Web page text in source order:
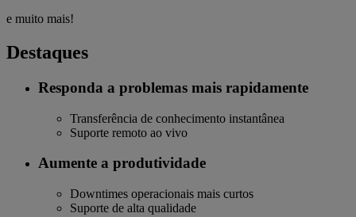
e muito mais!
Destaques
Responda a problemas mais rapidamente
Transferência de conhecimento instantânea
Suporte remoto ao vivo
Aumente a produtividade
Downtimes operacionais mais curtos
Suporte de alta qualidade